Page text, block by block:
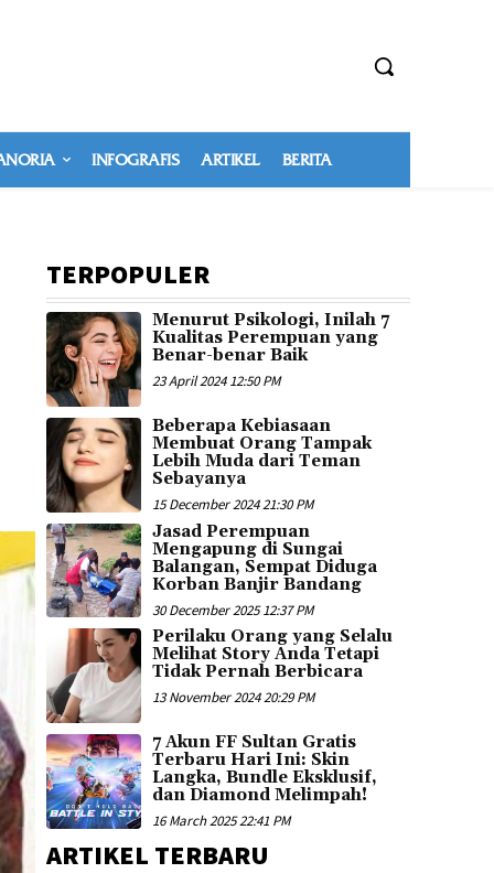
INFOGRAFIS ARTIKEL BERITA
TERPOPULER
Menurut Psikologi, Inilah 7
Kualitas Perempuan yang
Benar-benar Baik
23 April 2024 12:50 PM
Beberapa Kebiasaan
Membuat Orang Tampak
Lebih Muda dari Teman
Sebayanya
15 December 2024 21:30 PM
Jasad Perempuan
Mengapung di Sungai
Balangan, Sempat Diduga
Korban Banjir Bandang
30 December 2025 12:37 PM
Perilaku Orang yang Selalu
Melihat Story Anda Tetapi
Tidak Pernah Berbicara
13 November 2024 20:29 PM
7 Akun FF Sultan Gratis
Terbaru Hari Ini: Skin
Langka, Bundle Eksklusif,
dan Diamond Melimpah!
16 March 2025 22:41 PM
ARTIKEL TERBARU